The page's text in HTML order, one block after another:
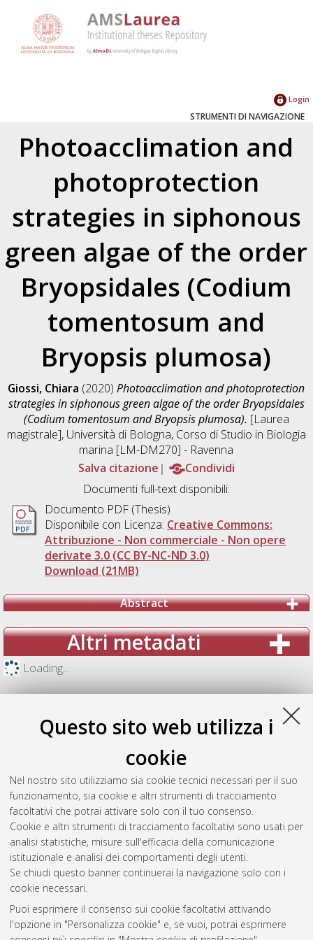
Questo sito web utilizza i
cookie
Nel nostro sito utilizziamo sia cookie tecnici necessari per il suo
funzionamento, sia cookie e altri strumenti di tracciamento
facoltativi che potrai attivare solo con il tuo consenso.
Cookie e altri strumenti di tracciamento facoltativi sono usati per
analisi statistiche, misure sull'efficacia della comunicazione
istituzionale e analisi dei comportamenti degli utenti.
Se chiudi questo banner continuerai la navigazione solo con i
cookie necessari.
Puoi esprimere il consenso sui cookie facoltativi attivando
l'opzione in "Personalizza cookie" e, se vuoi, potrai esprimere
Login
STRUMENTI DI NAVIGAZIONE
Photoacclimation and
photoprotection
strategies in siphonous
green algae of the order
Bryopsidales (Codium
tomentosum and
Bryopsis plumosa)
Giossi, Chiara (2020)Photoacclimation and photoprotection
strategies in siphonous green algae of the order Bryopsidales
(Codium tomentosum and Bryopsis plumosa). [Laurea
magistrale], Università di Bologna, Corso di Studio in Biologia
marina [LM-DM270] - Ravenna
Salva citazione
Condividi
Documenti full-text disponibili:
Documento PDF (Thesis)
Disponibile con Licenza: Creative Commons:
Attribuzione - Non commerciale - Non opere
derivate 3.0 (CC BY-NC-ND 3.0)
Download (21MB)
Abstract
Altri metadati
Loading...
Gestione del documento:
Atom
Rss 1.0